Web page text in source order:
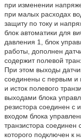
при изменении
при малых расходах
защиту по току и
блок автоматики для
давления 1, блок
работы, дополнен
содержит полевой
При этом выходы
соединены с первым и
и исток полевого
выходами блока
резистора соединен с
входом блока
транзистора
которого подключен к